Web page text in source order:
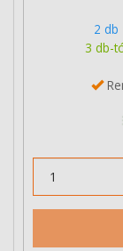
2 db
3 db-